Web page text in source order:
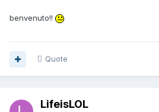
benvenuto!!
Quote
LifeisLOL